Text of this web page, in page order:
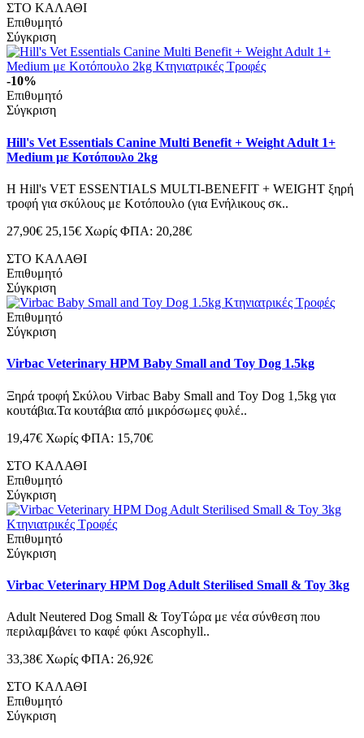
ΣΤΟ ΚΑΛΑΘΙ
Επιθυμητό
Σύγκριση
-10%
Επιθυμητό
Σύγκριση
Hill's Vet Essentials Canine Multi Benefit + Weight Adult 1+
Medium με Κοτόπουλο 2kg
Η Hill's VET ESSENTIALS MULTI-BENEFIT + WEIGHT ξηρή
τροφή για σκύλους με Κοτόπουλο (για Ενήλικους σκ..
27,90€ 25,15€ Χωρίς ΦΠΑ: 20,28€
ΣΤΟ ΚΑΛΑΘΙ
Επιθυμητό
Σύγκριση
Επιθυμητό
Σύγκριση
Virbac Veterinary HPM Baby Small and Toy Dog 1.5kg
Ξηρά τροφή Σκύλου Virbac Baby Small and Toy Dog 1,5kg για
κουτάβια.Τα κουτάβια από μικρόσωμες φυλέ..
19,47€ Χωρίς ΦΠΑ: 15,70€
ΣΤΟ ΚΑΛΑΘΙ
Επιθυμητό
Σύγκριση
Επιθυμητό
Σύγκριση
Virbac Veterinary HPM Dog Adult Sterilised Small & Toy 3kg
Adult Neutered Dog Small & ToyΤώρα με νέα σύνθεση που
περιλαμβάνει το καφέ φύκι Ascophyll..
33,38€ Χωρίς ΦΠΑ: 26,92€
ΣΤΟ ΚΑΛΑΘΙ
Επιθυμητό
Σύγκριση